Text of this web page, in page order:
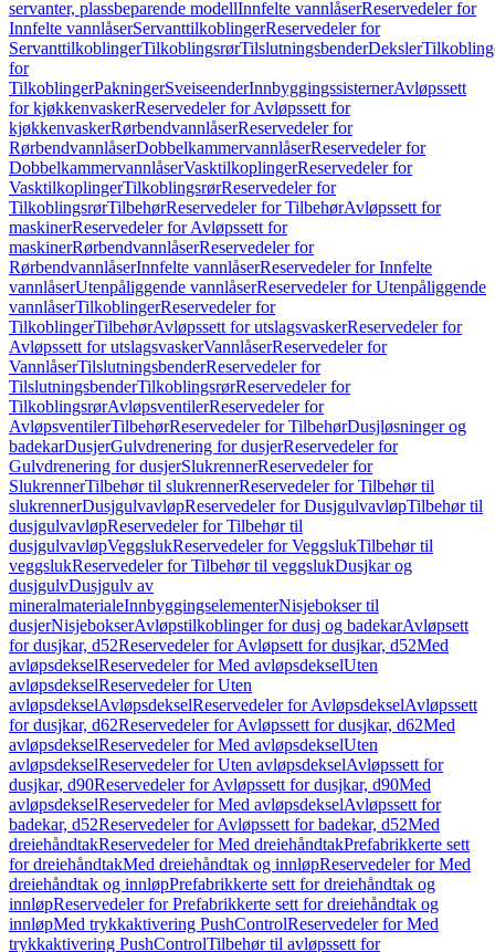
servanter, plassbeparende modellInnfelte vannlåserReservedeler for
Innfelte vannlåserServanttilkoblingerReservedeler for
ServanttilkoblingerTilkoblingsrørTilslutningsbenderDeksler
for
TilkoblingerPakningerSveiseenderInnbyggingssisternerAvløpssett
for kjøkkenvaskerReservedeler for Avløpssett for
kjøkkenvaskerRørbendvannlåserReservedeler for
RørbendvannlåserDobbelkammervannlåserReservedeler for
DobbelkammervannlåserVasktilkoplingerReservedeler for
VasktilkoplingerTilkoblingsrørReservedeler for
TilkoblingsrørTilbehørReservedeler for TilbehørAvløpssett for
maskinerReservedeler for Avløpssett for
maskinerRørbendvannlåserReservedeler for
RørbendvannlåserInnfelte vannlåserReservedeler for Innfelte
vannlåserUtenpåliggende vannlåserReservedeler for Utenpåliggende
vannlåserTilkoblingerReservedeler for
TilkoblingerTilbehørAvløpssett for utslagsvaskerReservedeler for
Avløpssett for utslagsvaskerVannlåserReservedeler for
VannlåserTilslutningsbenderReservedeler for
TilslutningsbenderTilkoblingsrørReservedeler for
TilkoblingsrørAvløpsventilerReservedeler for
AvløpsventilerTilbehørReservedeler for TilbehørDusjløsninger og
badekarDusjerGulvdrenering for dusjerReservedeler for
Gulvdrenering for dusjerSlukrennerReservedeler for
SlukrennerTilbehør til slukrennerReservedeler for Tilbehør til
slukrennerDusjgulvavløpReservedeler for DusjgulvavløpTilbehør til
dusjgulvavløpReservedeler for Tilbehør til
dusjgulvavløpVeggslukReservedeler for VeggslukTilbehør til
veggslukReservedeler for Tilbehør til veggslukDusjkar og
dusjgulvDusjgulv av
mineralmaterialeInnbyggingselementerNisjebokser til
dusjerNisjebokserAvløpstilkoblinger for dusj og badekarAvløpsett
for dusjkar, d52Reservedeler for Avløpsett for dusjkar, d52Med
avløpsdekselReservedeler for Med avløpsdekselUten
avløpsdekselReservedeler for Uten
avløpsdekselAvløpsdekselReservedeler for AvløpsdekselAvløpssett
for dusjkar, d62Reservedeler for Avløpssett for dusjkar, d62Med
avløpsdekselReservedeler for Med avløpsdekselUten
avløpsdekselReservedeler for Uten avløpsdekselAvløpssett for
dusjkar, d90Reservedeler for Avløpssett for dusjkar, d90Med
avløpsdekselReservedeler for Med avløpsdekselAvløpssett for
badekar, d52Reservedeler for Avløpssett for badekar, d52Med
dreiehåndtakReservedeler for Med dreiehåndtakPrefabrikkerte sett
for dreiehåndtakMed dreiehåndtak og innløpReservedeler for Med
dreiehåndtak og innløpPrefabrikkerte sett for dreiehåndtak og
innløpReservedeler for Prefabrikkerte sett for dreiehåndtak og
innløpMed trykkaktivering PushControlReservedeler for Med
trykkaktivering PushControlTilbehør til avløpssett for